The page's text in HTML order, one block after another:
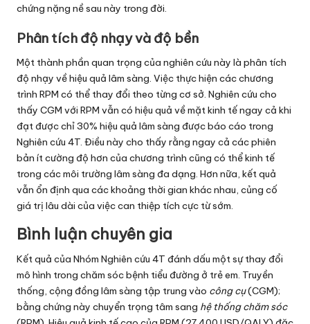
chứng nặng nề sau này trong đời.
Phân tích độ nhạy và độ bền
Một thành phần quan trọng của nghiên cứu này là phân tích
độ nhạy về hiệu quả lâm sàng. Việc thực hiện các chương
trình RPM có thể thay đổi theo từng cơ sở. Nghiên cứu cho
thấy CGM với RPM vẫn có hiệu quả về mặt kinh tế ngay cả khi
đạt được chỉ 30% hiệu quả lâm sàng được báo cáo trong
Nghiên cứu 4T. Điều này cho thấy rằng ngay cả các phiên
bản ít cường độ hơn của chương trình cũng có thể kinh tế
trong các môi trường lâm sàng đa dạng. Hơn nữa, kết quả
vẫn ổn định qua các khoảng thời gian khác nhau, củng cố
giá trị lâu dài của việc can thiệp tích cực từ sớm.
Bình luận chuyên gia
Kết quả của Nhóm Nghiên cứu 4T đánh dấu một sự thay đổi
mô hình trong chăm sóc bệnh tiểu đường ở trẻ em. Truyền
thống, cộng đồng lâm sàng tập trung vào công cụ(CGM);
bằng chứng này chuyển trọng tâm sang hệ thống chăm sóc